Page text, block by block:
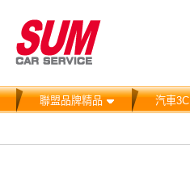
聯盟品牌精品 汽車3C